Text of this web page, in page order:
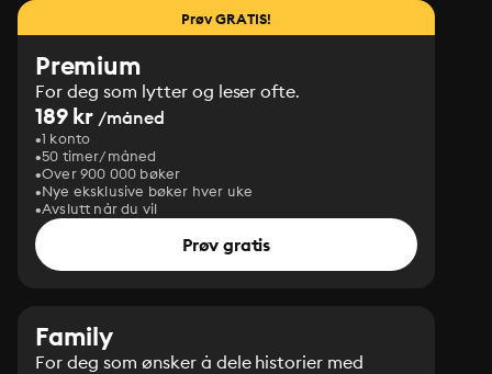
Prøv GRATIS!
Premium
For deg som lytter og leser ofte.
189 kr /måned
1 konto
50 timer/måned
Over 900 000 bøker
Nye eksklusive bøker hver uke
Avslutt når du vil
Prøv gratis
Family
For deg som ønsker å dele historier med